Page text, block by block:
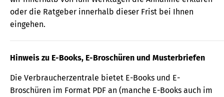
oder die Ratgeber innerhalb dieser Frist bei Ihnen
eingehen.
Hinweis zu E-Books, E-Broschüren und Musterbriefen
Die Verbraucherzentrale bietet E-Books und E-
Broschüren im Format PDF an (manche E-Books auch im